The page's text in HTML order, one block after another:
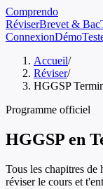
Comprendo
RéviserBrevet & Bac
ConnexionDémo
Accueil/
Réviser/
HGGSP
Programme officiel
HGGSP en
Tous les chapitres de
réviser le cours et